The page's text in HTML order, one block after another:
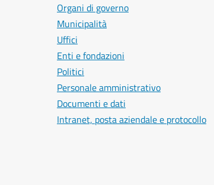
Organi di governo
Municipalità
Uffici
Enti e fondazioni
Politici
Personale amministrativo
Documenti e dati
Intranet, posta aziendale e protocollo